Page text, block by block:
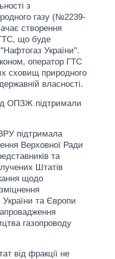
з
газу (№2239-
створення
що буде
України".
оператор ГТС
сховищ природного
власності.
ОПЗЖ підтримали
підтримала
Верховної Ради
та
Штатів
щодо
України та Європи
газопроводу
від фракції не